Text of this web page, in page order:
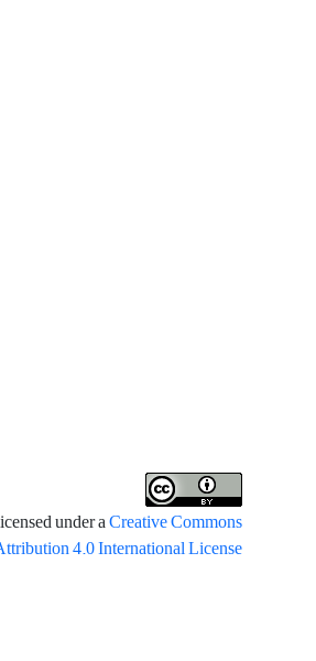
under aCreative Commons
4.0 International License